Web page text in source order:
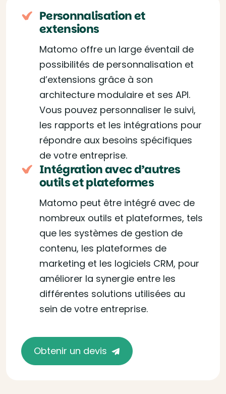
Personnalisation et
extensions
Matomo offre un large éventail de
possibilités de personnalisation et
d’extensions grâce à son
architecture modulaire et ses API.
Vous pouvez personnaliser le suivi,
les rapports et les intégrations pour
répondre aux besoins spécifiques
de votre entreprise.
Intégration avec d’autres
outils et plateformes
Matomo peut être intégré avec de
nombreux outils et plateformes, tels
que les systèmes de gestion de
contenu, les plateformes de
marketing et les logiciels CRM, pour
améliorer la synergie entre les
différentes solutions utilisées au
sein de votre entreprise.
Obtenir un devis